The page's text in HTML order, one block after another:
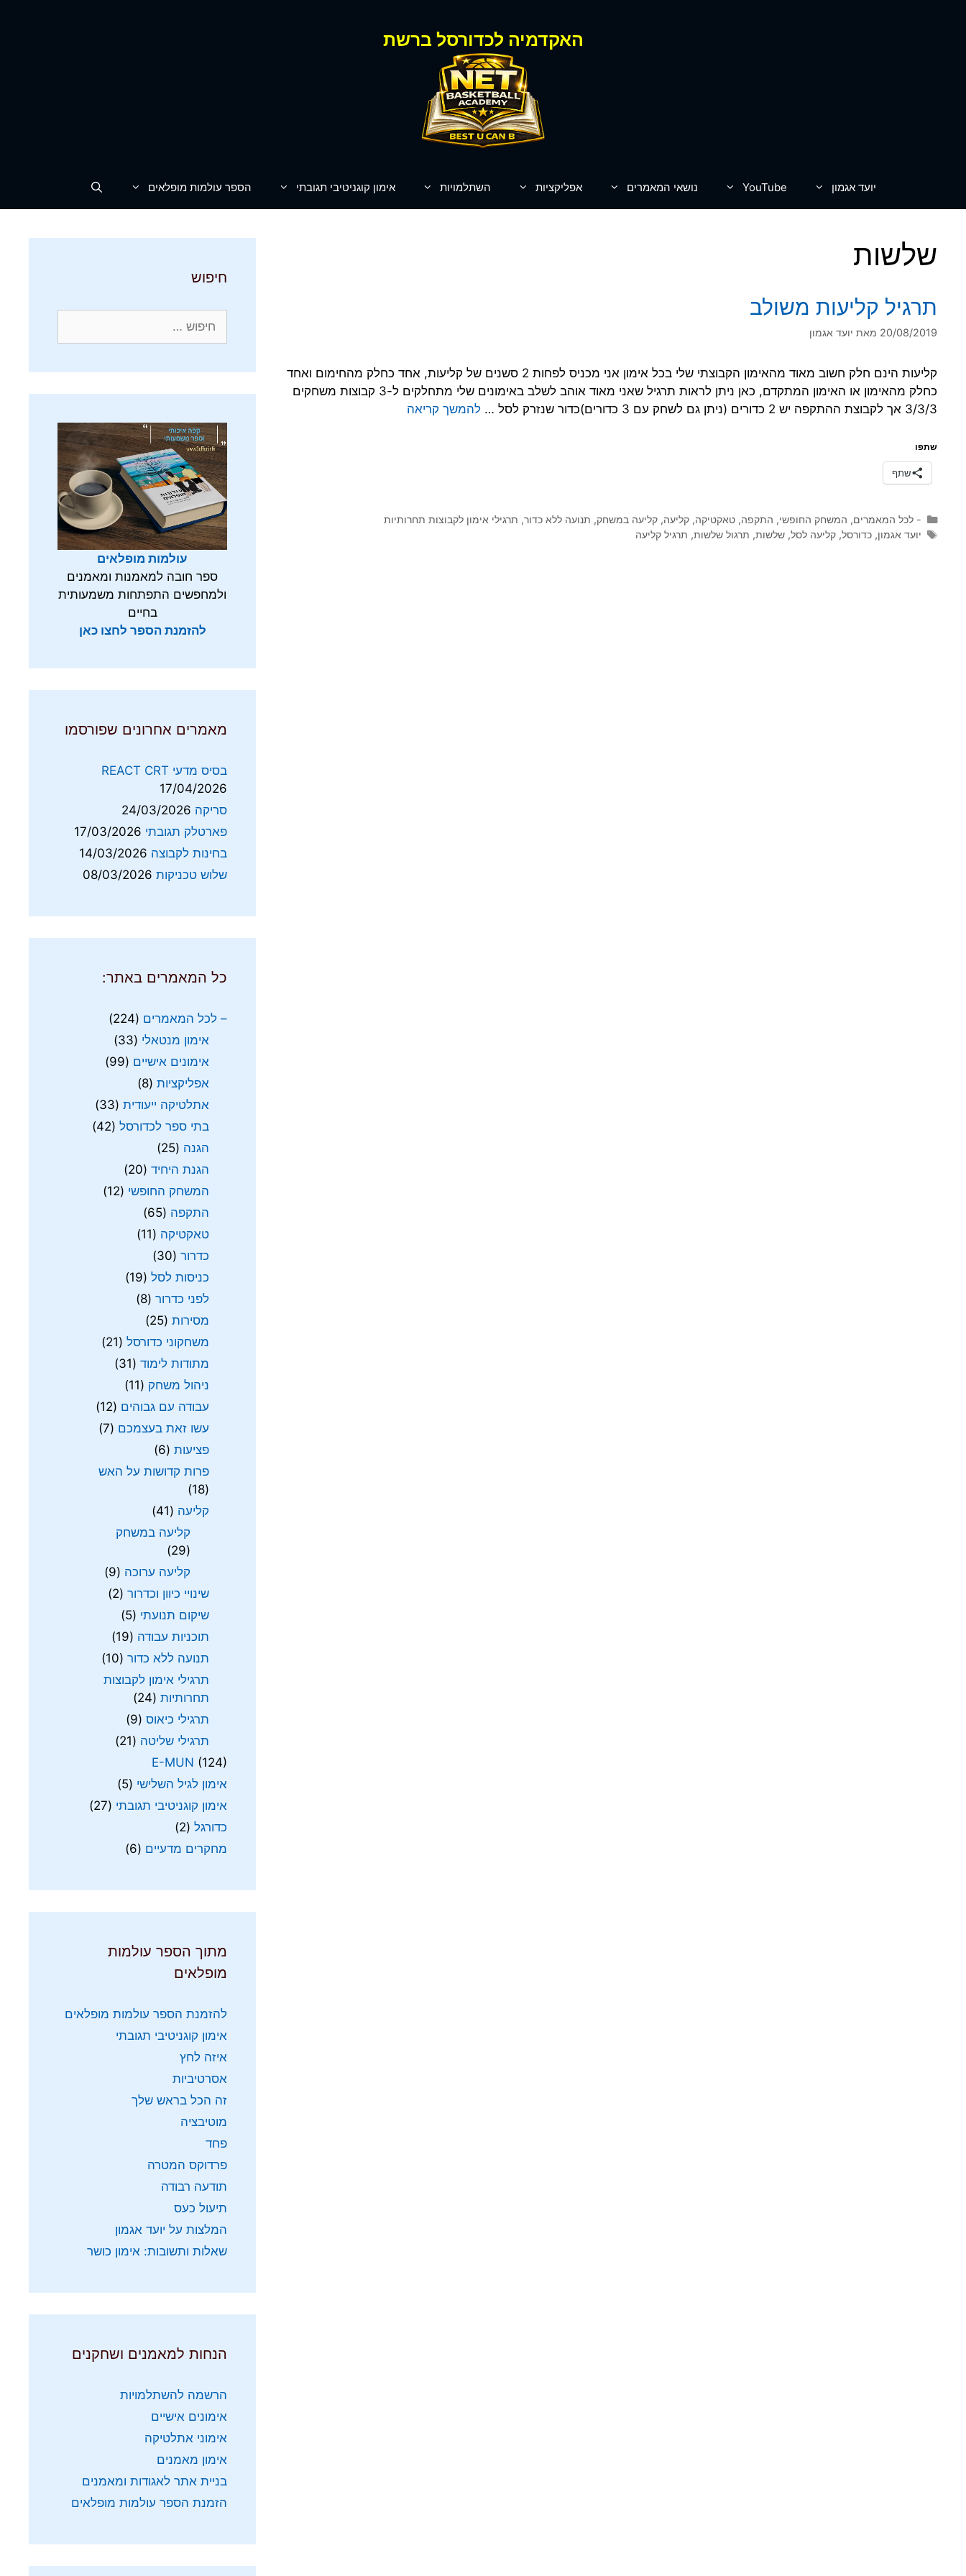
האקדמיה לכדורסל ברשת
יועד אגמון YouTube נושאי המאמרים אפליקציות השתלמויות אימון קוגניטיבי תגובתי הספר עולמות מופלאים
שלשות
תרגיל קליעות משולב
20/08/2019 מאת יועד אגמון
קליעות הינם חלק חשוב מאוד מהאימון הקבוצתי שלי בכל אימון אני מכניס לפחות 2 סשנים של קליעות, אחד כחלק מהחימום ואחד
כחלק מהאימון או האימון המתקדם, כאן ניתן לראות תרגיל שאני מאוד אוהב לשלב באימונים שלי מתחלקים ל-3 קבוצות משחקים
3/3/3 אך לקבוצת ההתקפה יש 2 כדורים (ניתן גם לשחק עם 3 כדורים)כדור שנזרק לסל …
להמשך קריאה
שתפו
שתף
קטגוריות
- לכל המאמרים, המשחק החופשי, התקפה, טאקטיקה, קליעה, קליעה במשחק, תנועה ללא כדור, תרגילי אימון לקבוצות תחרותיות
תגיות
יועד אגמון, כדורסל, קליעה לסל, שלשות, תרגול שלשות, תרגיל קליעה
חיפוש
עולמות מופלאים
ספר חובה למאמנות ומאמנים
ולמחפשים התפתחות משמעותית
בחיים
להזמנת הספר לחצו כאן
מאמרים אחרונים שפורסמו
בסיס מדעי REACT CRT
17/04/2026
סריקה 24/03/2026
פארטלק תגובתי 17/03/2026
בחינות לקבוצה 14/03/2026
שלוש טכניקות 08/03/2026
כל המאמרים באתר:
– לכל המאמרים (224)
אימון מנטאלי (33)
אימונים אישיים (99)
אפליקציות (8)
אתלטיקה ייעודית (33)
בתי ספר לכדורסל (42)
הגנה (25)
הגנת היחיד (20)
המשחק החופשי (12)
התקפה (65)
טאקטיקה (11)
כדרור (30)
כניסות לסל (19)
לפני כדרור (8)
מסירות (25)
משחקוני כדורסל (21)
מתודות לימוד (31)
ניהול משחק (11)
עבודה עם גבוהים (12)
עשו זאת בעצמכם (7)
פציעות (6)
פרות קדושות על האש
(18)
קליעה (41)
קליעה במשחק
(29)
קליעה ערוכה (9)
שינויי כיוון וכדרור (2)
שיקום תנועתי (5)
תוכניות עבודה (19)
תנועה ללא כדור (10)
תרגילי אימון לקבוצות
תחרותיות (24)
תרגילי כיאוס (9)
תרגילי שליטה (21)
E-MUN (124)
אימון לגיל השלישי (5)
אימון קוגניטיבי תגובתי (27)
כדורגל (2)
מחקרים מדעיים (6)
מתוך הספר עולמות
מופלאים
להזמנת הספר עולמות מופלאים
אימון קוגניטיבי תגובתי
איזה לחץ
אסרטיביות
זה הכל בראש שלך
מוטיבציה
פחד
פרדוקס המטרה
תודעה רבודה
תיעול כעס
המלצות על יועד אגמון
שאלות ותשובות: אימון כושר
הנחות למאמנים ושחקנים
הרשמה להשתלמויות
אימונים אישיים
אימוני אתלטיקה
אימון מאמנים
בניית אתר לאגודות ומאמנים
הזמנת הספר עולמות מופלאים